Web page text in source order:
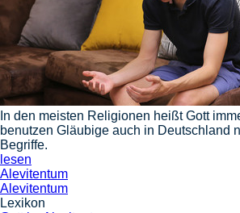
In den meisten Religionen heißt Gott
benutzen Gläubige auch in Deutschland
Begriffe.
lesen
Alevitentum
Alevitentum
Lexikon